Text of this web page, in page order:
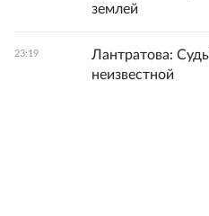
землей
23:19
Лантратова:
неизвестной